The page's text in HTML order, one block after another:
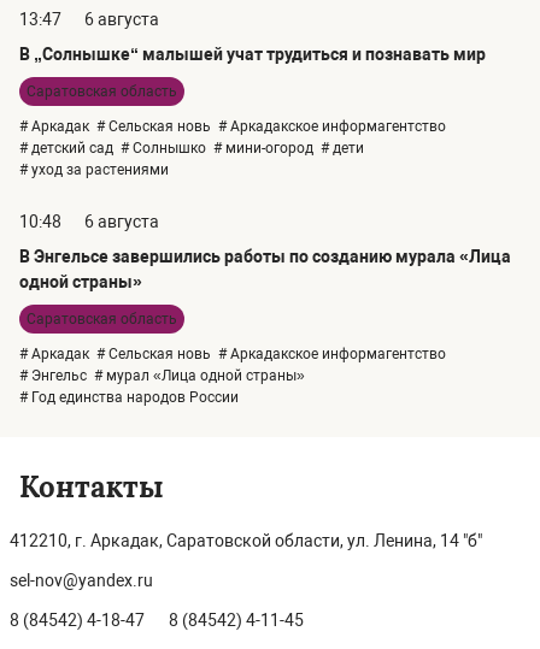
13:47
6 августа
В „Солнышке“ малышей учат трудиться и познавать мир
Саратовская область
# Аркадак # Сельская новь # Аркадакское информагентство
# детский сад # Солнышко # мини-огород # дети
# уход за растениями
10:48
6 августа
В Энгельсе завершились работы по созданию мурала «Лица
одной страны»
Саратовская область
# Аркадак # Сельская новь # Аркадакское информагентство
# Энгельс # мурал «Лица одной страны»
# Год единства народов России
Контакты
412210, г. Аркадак, Саратовской области, ул. Ленина, 14 "б"
sel-nov@yandex.ru
8 (84542) 4-18-47 8 (84542) 4-11-45